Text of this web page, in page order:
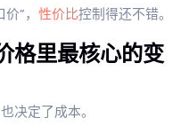
”， 性价比控制得还不错。
格里最核心的变
决定了成本。